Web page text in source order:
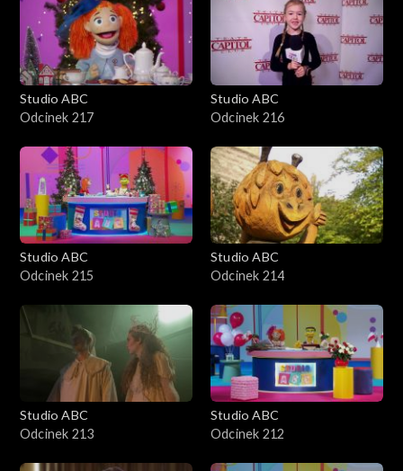
Studio ABC
Odcinek 217
Studio ABC
Odcinek 216
Studio ABC
Odcinek 215
Studio ABC
Odcinek 214
Studio ABC
Odcinek 213
Studio ABC
Odcinek 212